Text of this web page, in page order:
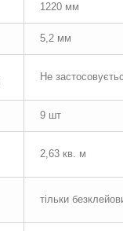
1220 мм
5,2 мм
Не
9 шт
2,63 кв. м
тільки